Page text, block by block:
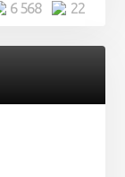
22
6 568